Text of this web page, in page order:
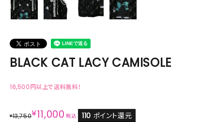
BLACK CAT LACY CAMISOLE
16,500円以上で送料無料！
¥13,750¥11,000 税込 110 ポイント還元